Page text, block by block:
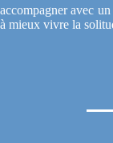
accompagner avec
à mieux vivre la